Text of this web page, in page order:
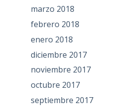
marzo 2018
febrero 2018
enero 2018
diciembre 2017
noviembre 2017
octubre 2017
septiembre 2017